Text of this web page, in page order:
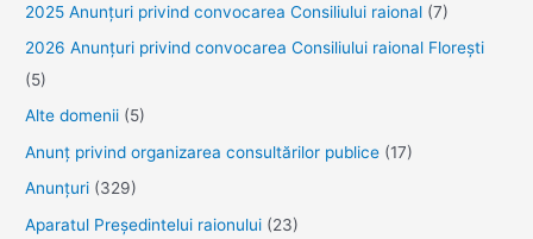
2025 Anunţuri privind convocarea Consiliului raional (7)
2026 Anunțuri privind convocarea Consiliului raional Florești
(5)
Alte domenii (5)
Anunţ privind organizarea consultărilor publice (17)
Anunţuri (329)
Aparatul Preşedintelui raionului (23)